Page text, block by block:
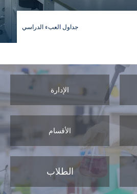
جداول العبء الدراسي
الإدارة
الأقسام
الطلاب